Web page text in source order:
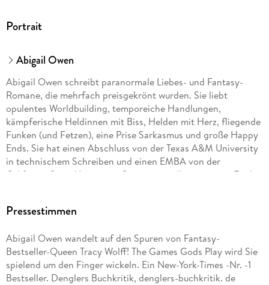
Portrait
Abigail Owen
Abigail Owen schreibt paranormale Liebes- und Fantasy-
Romane, die mehrfach preisgekrönt wurden. Sie liebt
opulentes Worldbuilding, temporeiche Handlungen,
kämpferische Heldinnen mit Biss, Helden mit Herz, fliegende
Funken (und Fetzen), eine Prise Sarkasmus und große Happy
Ends. Sie hat einen Abschluss von der Texas A&M University
in technischem Schreiben und einen EMBA von der
California State University, Sacramento. Ihre weiteren Titel
Fan, Organisations-Guru, Klassische-Filme-Fan, Linguaphile,
in Austin, Texas, mit ihrem eigenen, zum Verlieben
attraktiven Helden-Ehemann und ihren (meist)
engelsgleichen Teenagern und geliebten Haustieren.
Pressestimmen
Abigail Owen wandelt auf den Spuren von Fantasy-
Bestseller-Queen Tracy Wolff! The Games Gods Play wird Sie
spielend um den Finger wickeln. Ein New-York-Times -Nr. -1
Bestseller. Denglers Buchkritik, denglers-buchkritik. de